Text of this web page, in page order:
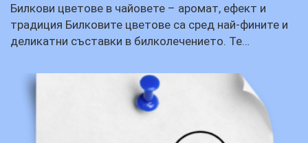
Билкови цветове в чайовете – аромат, ефект и
традиция Билковите цветове са сред най-фините и
деликатни съставки в билколечението. Те…